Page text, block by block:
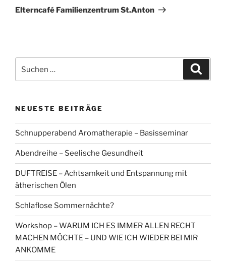
Beitrag
Elterncafé Familienzentrum St.Anton
nach:
NEUESTE BEITRÄGE
Schnupperabend Aromatherapie – Basisseminar
Abendreihe – Seelische Gesundheit
DUFTREISE – Achtsamkeit und Entspannung mit
ätherischen Ölen
Schlaflose Sommernächte?
Workshop – WARUM ICH ES IMMER ALLEN RECHT
MACHEN MÖCHTE – UND WIE ICH WIEDER BEI MIR
ANKOMME